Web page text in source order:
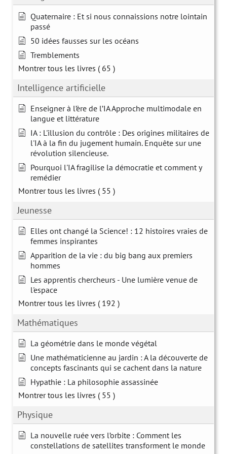
Quaternaire : Et si nous connaissions notre lointain
passé
50 idées fausses sur les océans
Tremblements
Montrer tous les livres ( 65 )
Intelligence artificielle
Enseigner à l’ère de l’IA Approche multimodale en
langue et littérature
IA : L'illusion du contrôle : Des origines militaires de
l'IA à la fin du jugement humain. Enquête sur une
révolution silencieuse.
Pourquoi l'IA fragilise la démocratie et comment y
remédier
Montrer tous les livres ( 55 )
Jeunesse
Elles ont changé la Science! : 12 histoires vraies de
femmes inspirantes
Apparition de la vie : du big bang aux premiers
hommes
Les apprentis chercheurs - Une lumière venue de
l'espace
Montrer tous les livres ( 192 )
Mathématiques
La géométrie dans le monde végétal
Une mathématicienne au jardin : A la découverte de
concepts fascinants qui se cachent dans la nature
Hypathie : La philosophie assassinée
Montrer tous les livres ( 55 )
Physique
La nouvelle ruée vers l’orbite : Comment les
constellations de satellites transforment le monde